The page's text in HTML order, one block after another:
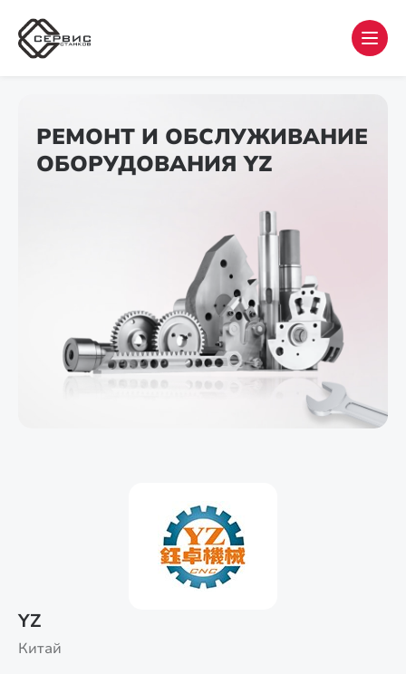
РЕМОНТ И ОБСЛУЖИВАНИЕ
ОБОРУДОВАНИЯ YZ
YZ
Китай